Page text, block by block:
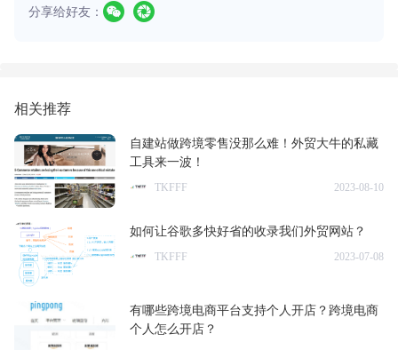
分享给好友：
相关推荐
自建站做跨境零售没那么难！外贸大牛的私藏
工具来一波！
TKFFF 2023-08-10
如何让谷歌多快好省的收录我们外贸网站？
TKFFF 2023-07-08
有哪些跨境电商平台支持个人开店？跨境电商
个人怎么开店？